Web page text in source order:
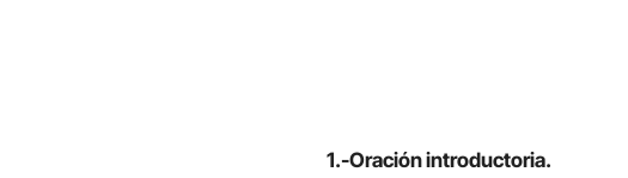
1.-Oración introductoria.